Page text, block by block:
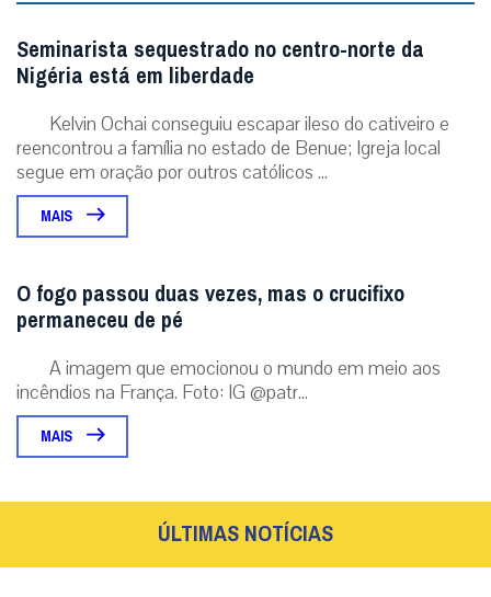
Seminarista sequestrado no centro-norte da
Nigéria está em liberdade
Kelvin Ochai conseguiu escapar ileso do cativeiro e
reencontrou a família no estado de Benue; Igreja local
segue em oração por outros católicos ...
MAIS
O fogo passou duas vezes, mas o crucifixo
permaneceu de pé
A imagem que emocionou o mundo em meio aos
incêndios na França. Foto: IG @patr...
MAIS
ÚLTIMAS NOTÍCIAS